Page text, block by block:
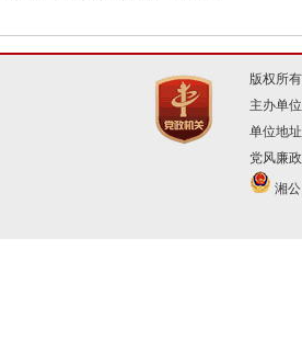
版权所
主办单
单位地
党风廉
湘